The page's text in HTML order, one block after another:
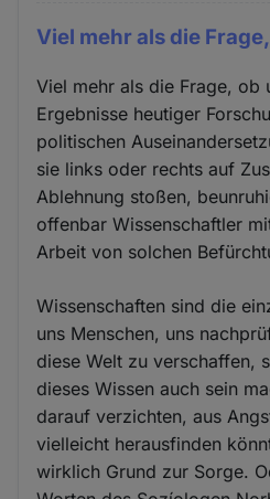
Viel mehr als die
Viel mehr als die Frage, ob
Ergebnisse heutiger
politischen
sie links oder rechts auf
Ablehnung stoßen,
offenbar Wissenschaftler
Arbeit von solchen
Wissenschaften sind die
uns Menschen, uns
diese Welt zu verschaffen,
dieses Wissen auch sein
darauf verzichten, aus
vielleicht herausfinden
wirklich Grund zur Sorge.